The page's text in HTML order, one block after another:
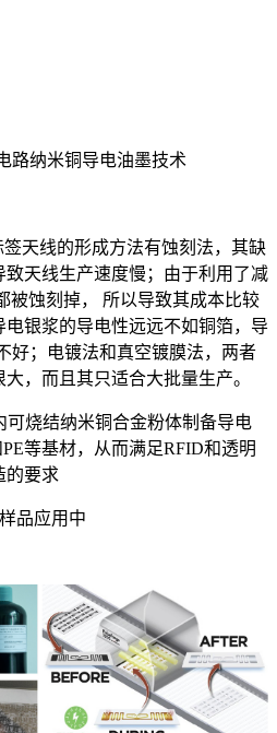
路纳米铜导电油墨技术
天线的形成方法有蚀刻法，其缺
天线生产速度慢；由于利用了减
被蚀刻掉， 所以导致其成本比较
银浆的导电性远远不如铜箔，导
好；电镀法和真空镀膜法，两者
，而且其只适合大批量生产。
烧结纳米铜合金粉体制备导电
等基材，从而满足RFID和透明
的要求
品应用中